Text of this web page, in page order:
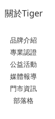
關於Tiger
品牌介紹
專業認證
公益活動
媒體報導
門市資訊
部落格